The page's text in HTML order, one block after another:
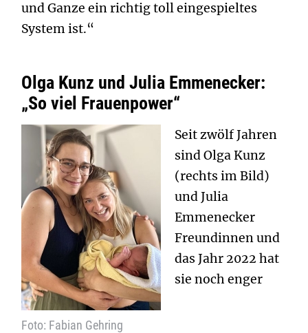
und Ganze ein richtig toll eingespieltes
System ist.“
Olga Kunz und Julia Emmenecker:
„So viel Frauenpower“
Foto: Fabian Gehring
Seit zwölf Jahren
sind Olga Kunz
(rechts im Bild)
und Julia
Emmenecker
Freundinnen und
das Jahr 2022 hat
sie noch enger